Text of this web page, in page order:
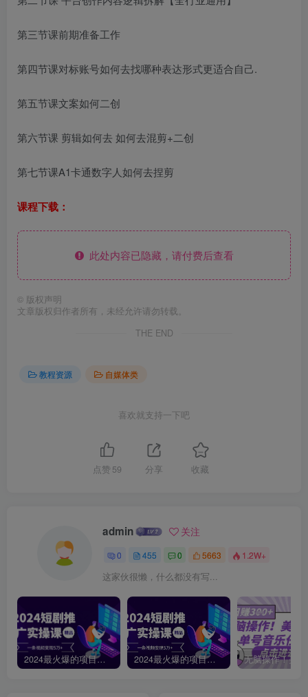
第三节课前期准备工作
第四节课对标账号如何去找哪种表达形式更适合自己.
第五节课文案如何二创
第六节课 剪辑如何去 如何去混剪+二创
第七节课A1卡通数字人如何去捏剪
课程下载：
此处内容已隐藏，请付费后查看
© 版权声明
文章版权归作者所有，未经允许请勿转载。
THE END
教程资源 自媒体类
喜欢就支持一下吧
点赞 59 分享 收藏
admin 关注
0 455 0 5663 1.2W+
这家伙很懒，什么都没有写...
2024最火爆的项目短剧推广实操课，一条视频变现5万+【附软件工具】 2024最火爆的项目短剧推广实操课 一条视频变现5万+(附软件工具